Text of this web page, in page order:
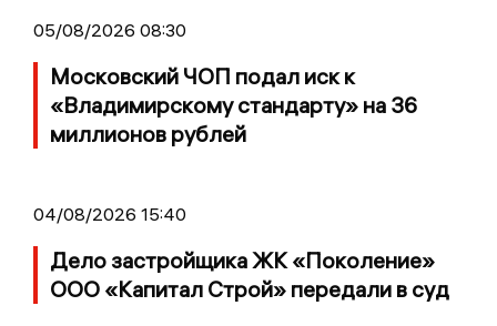
05/08/2026 08:30
Московский ЧОП подал иск к
«Владимирскому стандарту» на 36
миллионов рублей
04/08/2026 15:40
Дело застройщика ЖК «Поколение»
ООО «Капитал Строй» передали в суд